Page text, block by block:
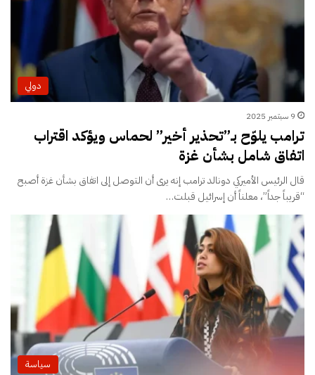
دولي
9 سبتمبر 2025
ترامب يلوّح بـ”تحذير أخير” لحماس ويؤكد اقتراب
اتفاق شامل بشأن غزة
قال الرئيس الأميركي دونالد ترامب إنه يرى أن التوصل إلى اتفاق بشأن غزة أصبح
“قريباً جداً”، معلناً أن إسرائيل قبلت…
سياسة